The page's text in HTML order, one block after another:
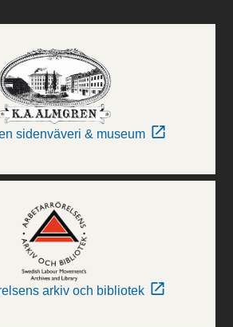
sidenväveri & museum
arkiv och bibliotek